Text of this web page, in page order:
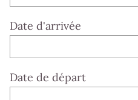
Date d'arrivée
Date de départ